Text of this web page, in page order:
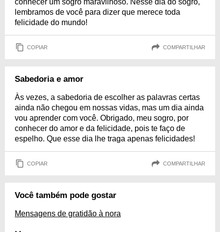
conhecer um sogro maravilhoso. Nesse dia do sogro,
lembramos de você para dizer que merece toda
felicidade do mundo!
COPIAR COMPARTILHAR
Sabedoria e amor
Às vezes, a sabedoria de escolher as palavras certas
ainda não chegou em nossas vidas, mas um dia ainda
vou aprender com você. Obrigado, meu sogro, por
conhecer do amor e da felicidade, pois te faço de
espelho. Que esse dia lhe traga apenas felicidades!
COPIAR COMPARTILHAR
Você também pode gostar
Mensagens de gratidão à nora